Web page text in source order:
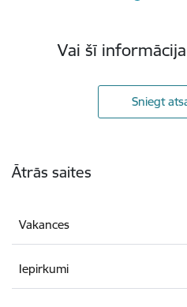
Vai šī
Sniegt
Ātrās saites
Vakances
Iepirkumi